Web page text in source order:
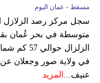
مسقط - عمان اليوم
سجل مركز رصد الزلازل
الزلزال
في ولاية صور وجعلان
عنيف... المزيد